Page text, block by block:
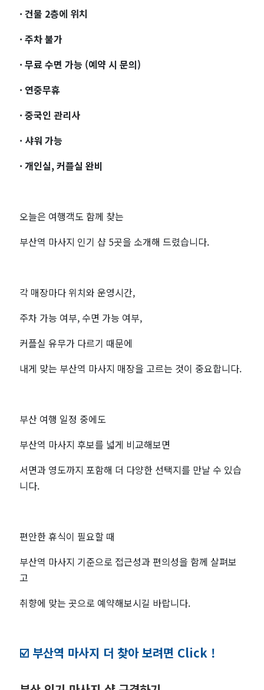
· 건물 2층에 위치
· 주차 불가
· 무료 수면 가능 (예약 시 문의)
· 연중무휴
· 중국인 관리사
· 샤워 가능
· 개인실, 커플실 완비
오늘은 여행객도 함께 찾는
부산역 마사지 인기 샵 5곳을 소개해 드렸습니다.
각 매장마다 위치와 운영시간,
주차 가능 여부, 수면 가능 여부,
커플실 유무가 다르기 때문에
내게 맞는 부산역 마사지 매장을 고르는 것이 중요합니다.
부산 여행 일정 중에도
부산역 마사지 후보를 넓게 비교해보면
서면과 영도까지 포함해 더 다양한 선택지를 만날 수 있습
니다.
편안한 휴식이 필요할 때
부산역 마사지 기준으로 접근성과 편의성을 함께 살펴보
고
취향에 맞는 곳으로 예약해보시길 바랍니다.
☑️ 부산역 마사지 더 찾아 보려면 Click !